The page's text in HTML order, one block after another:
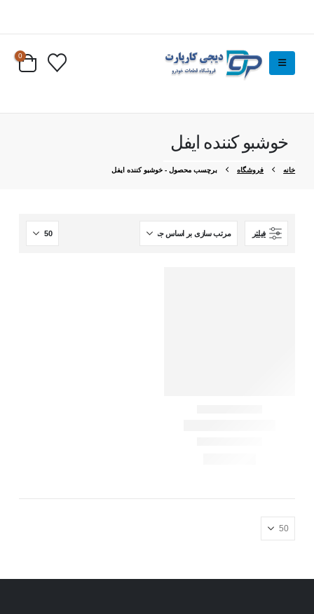
0
خوشبو کننده ایفل
خانه فروشگاه برچسب محصول - خوشبو کننده ایفل
فیلتر